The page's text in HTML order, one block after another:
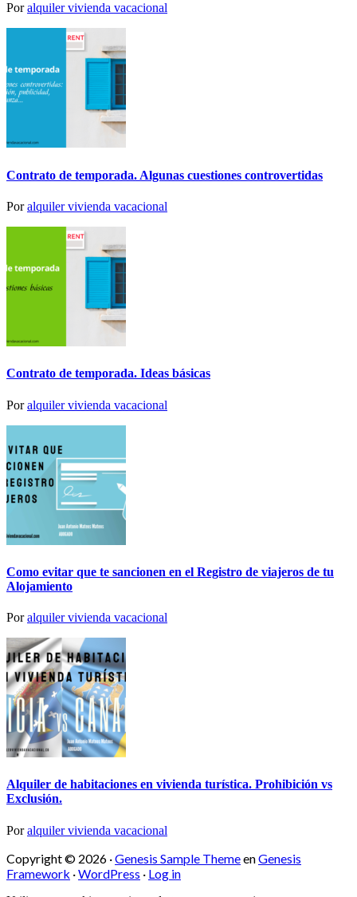
Poralquiler vivienda vacacional
Contrato de temporada. Algunas cuestiones controvertidas
Poralquiler vivienda vacacional
Contrato de temporada. Ideas básicas
Poralquiler vivienda vacacional
Como evitar que te sancionen en el Registro de viajeros de tu
Alojamiento
Poralquiler vivienda vacacional
Alquiler de habitaciones en vivienda turística. Prohibición vs
Exclusión.
Poralquiler vivienda vacacional
Copyright © 2026 ·Genesis Sample ThemeenGenesis
Framework ·WordPress · Log in